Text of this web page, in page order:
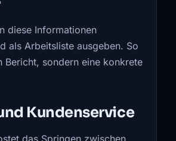
diese Informationen
als Arbeitsliste ausgeben. So
Bericht, sondern eine konkrete
Kundenservice